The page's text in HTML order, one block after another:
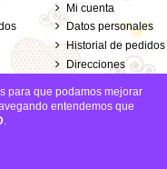
Mi cuenta
Datos personales
Historial de pedidos
Direcciones
pedidos de clientes
invitados
para que podamos mejorar
entendemos que
.